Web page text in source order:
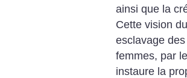
ainsi que la
Cette vision
esclavage
femmes, par
instaure la